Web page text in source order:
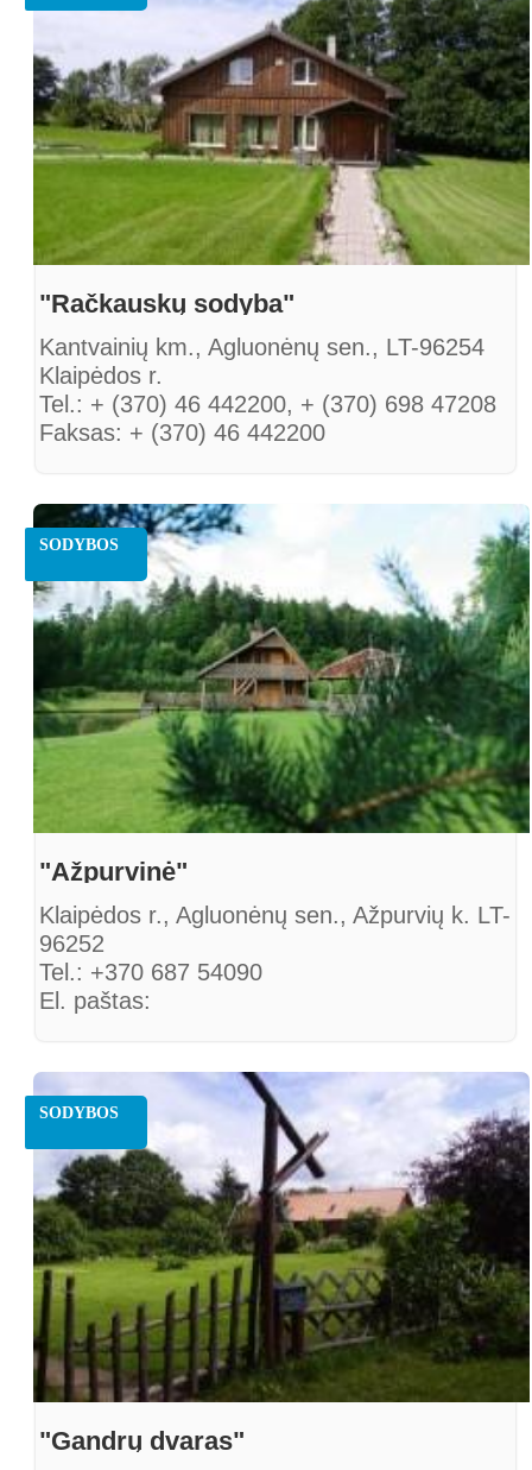
"Račkauskų sodyba"
Kantvainių km., Agluonėnų sen., LT-96254
Klaipėdos r.
Tel.: + (370) 46 442200, + (370) 698 47208
Faksas: + (370) 46 442200
SODYBOS
"Ažpurvinė"
Klaipėdos r., Agluonėnų sen., Ažpurvių k. LT-
96252
Tel.: +370 687 54090
El. paštas:
SODYBOS
"Gandrų dvaras"